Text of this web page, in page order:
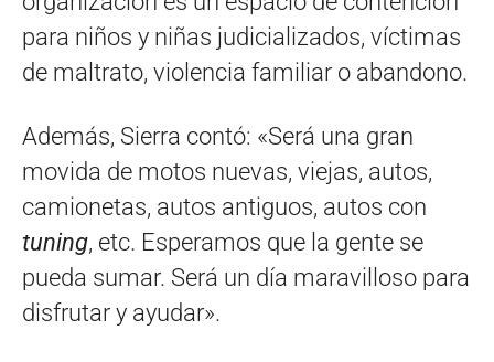
para niños y niñas judicializados, víctimas
de maltrato, violencia familiar o abandono.
Además, Sierra contó: «Será una gran
movida de motos nuevas, viejas, autos,
camionetas, autos antiguos, autos con
tuning, etc. Esperamos que la gente se
pueda sumar. Será un día maravilloso para
disfrutar y ayudar».